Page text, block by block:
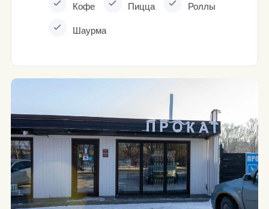
Кофе Пицца Роллы
Шаурма